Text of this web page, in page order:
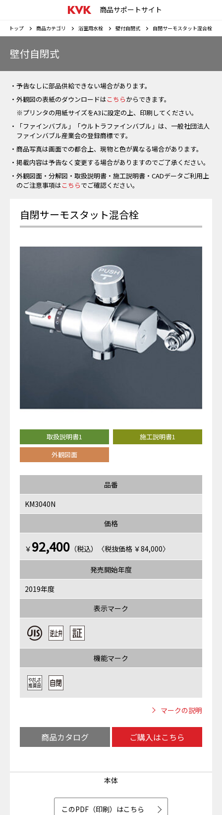
商品サポートサイト
トップ 商品カテゴリ 浴室用水栓 壁付自閉式 自閉サーモスタット混合栓
壁付自閉式
・予告なしに部品供給できない場合があります。
・外観図の表紙のダウンロードはこちらからできます。
※プリンタの用紙サイズをA3に設定の上、印刷してください。
・「ファインバブル」「ウルトラファインバブル」は、一般社団法人
ファインバブル産業会の登録商標です。
・商品写真は画面での都合上、現物と色が異なる場合があります。
・掲載内容は予告なく変更する場合がありますのでご了承ください。
・外観図面・分解図・取扱説明書・施工説明書・CADデータご利用上
のご注意事項はこちらでご確認ください。
自閉サーモスタット混合栓
取扱説明書1
施工説明書1
外観図面
品番
KM3040N
価格
￥ 92,400 （税込）〈税抜価格 ￥84,000〉
発売開始年度
2019年度
表示マーク
機能マーク
マークの説明
商品カタログ ご購入はこちら
本体
このPDF（印刷）はこちら